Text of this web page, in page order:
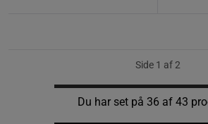
Side 1 af 2
Du har set på 36 af 43